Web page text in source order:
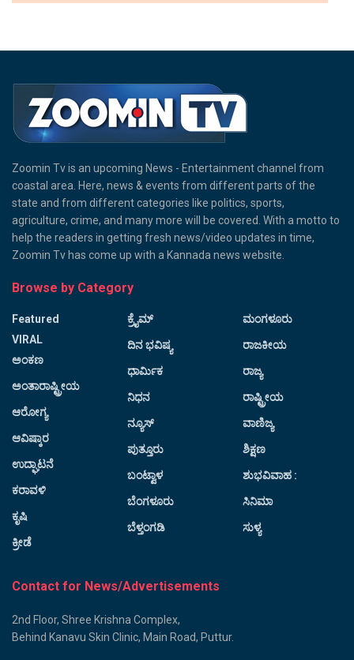
Zoomin Tv is an upcoming News - Entertainment channel from
coastal area. Here, news & events from different parts of the
state and from different categories like politics, sports,
agriculture, crime, and many more will be covered. With a motto to
help the readers in getting fresh news/video updates in time,
Zoomin Tv has come up with a Kannada news website.
Browse by Category
Featured
VIRAL
ಅಂಕಣ
ಅಂತಾರಾಷ್ಟ್ರೀಯ
ಆರೋಗ್ಯ
ಆವಿಷ್ಕಾರ
ಉದ್ಘಾಟನೆ
ಕರಾವಳಿ
ಕೃಷಿ
ಕ್ರೀಡೆ
ಕ್ರೈಮ್
ದಿನ ಭವಿಷ್ಯ
ಧಾರ್ಮಿಕ
ನಿಧನ
ನ್ಯೂಸ್
ಪುತ್ತೂರು
ಬಂಟ್ವಾಳ
ಬೆಂಗಳೂರು
ಬೆಳ್ತಂಗಡಿ
ಮಂಗಳೂರು
ರಾಜಕೀಯ
ರಾಜ್ಯ
ರಾಷ್ಟ್ರೀಯ
ವಾಣಿಜ್ಯ
ಶಿಕ್ಷಣ
ಶುಭವಿವಾಹ :
ಸಿನಿಮಾ
ಸುಳ್ಯ
Contact for News/Advertisements
2nd Floor, Shree Krishna Complex,
Behind Kanavu Skin Clinic, Main Road, Puttur.